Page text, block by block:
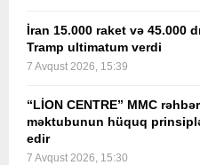
İran 15.000 raket və 45.000
Tramp ultimatum verdi
7 Avqust 2026, 15:39
“LİON CENTRE” MMC
məktubunun hüquq
edir
7 Avqust 2026, 15:30